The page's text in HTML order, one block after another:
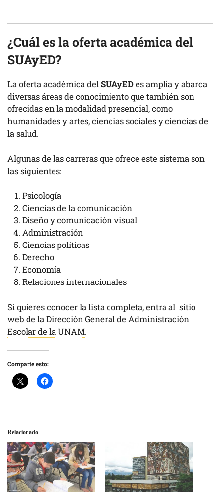
¿Cuál es la oferta académica del
SUAyED?
La oferta académica delSUAyEDes amplia y abarca
diversas áreas de conocimiento que también son
ofrecidas en la modalidad presencial, como
humanidades y artes, ciencias sociales y ciencias de
la salud.
Algunas de las carreras que ofrece este sistema son
las siguientes:
Psicología
Ciencias de la comunicación
Diseño y comunicación visual
Administración
Ciencias políticas
Derecho
Economía
Relaciones internacionales
Si quieres conocer la lista completa, entra al sitio
web de la Dirección General de Administración
Escolar de la UNAM.
Comparte esto:
Relacionado